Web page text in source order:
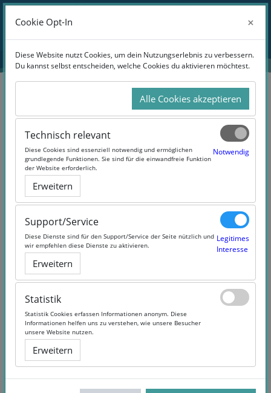
Zum Hauptinhalt
Website-Übersicht
Anmelden
Suchen
10 Products Found
Understanding EU Policy-
Making: The Case of the
European Migration and
Asylum Policy
Cookie Opt-In ×
Diese Website nutzt Cookies, um dein Nutzungserlebnis zu verbessern.
Du kannst selbst entscheiden, welche Cookies du aktivieren möchtest.
Alle Cookies akzeptieren
Technisch relevant
Diese Cookies sind essenziell notwendig und ermöglichen
grundlegende Funktionen. Sie sind für die einwandfreie Funktion
der Website erforderlich.
Notwendig
Erweitern
Support/Service
Diese Dienste sind für den Support/Service der Seite nützlich und
wir empfehlen diese Dienste zu aktivieren.
Legitimes
Interesse
Erweitern
Statistik
Statistik Cookies erfassen Informationen anonym. Diese
Informationen helfen uns zu verstehen, wie unsere Besucher
unsere Website nutzen.
Erweitern
Cookie Opt-In ×
Diese Website nutzt Cookies, um dein Nutzungserlebnis zu verbessern.
Du kannst selbst entscheiden, welche Cookies du aktivieren möchtest.
Alle Cookies akzeptieren
Technisch relevant
Diese Cookies sind essenziell notwendig und ermöglichen
grundlegende Funktionen. Sie sind für die einwandfreie Funktion
der Website erforderlich.
Notwendig
Erweitern
Support/Service
Diese Dienste sind für den Support/Service der Seite nützlich und
wir empfehlen diese Dienste zu aktivieren.
Legitimes
Interesse
Erweitern
Statistik
Statistik Cookies erfassen Informationen anonym. Diese
Informationen helfen uns zu verstehen, wie unsere Besucher
unsere Website nutzen.
Erweitern